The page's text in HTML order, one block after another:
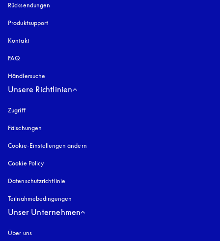
Rücksendungen
Produktsupport
Kontakt
FAQ
Händlersuche
Unsere Richtlinien
Zugrifföffnet sich in einem neuen Tab
Fälschungen
Cookie-Einstellungen ändern
Cookie Policy
Datenschutzrichtlinie
Teilnahmebedingungen
Unser Unternehmen
Über uns